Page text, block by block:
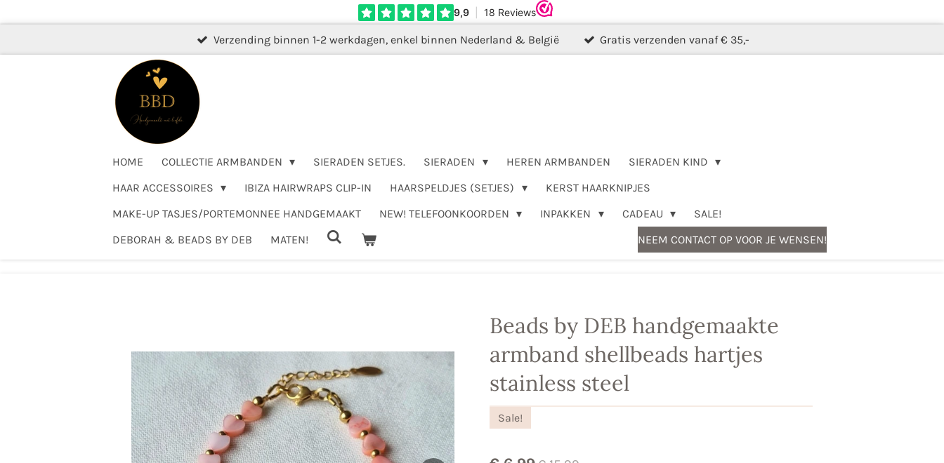
naar
Verzending binnen 1-2 werkdagen, enkel binnen Nederland & België Gratis verzenden vanaf € 35,-
HOME COLLECTIE ARMBANDEN SIERADEN SETJES. SIERADEN HEREN ARMBANDEN
SIERADEN KIND
HAAR ACCESSOIRES
IBIZA HAIRWRAPS CLIP-IN HAARSPELDJES (SETJES)
KERST HAARKNIPJES
MAKE-UP TASJES/PORTEMONNEE HANDGEMAAKT
NEW! TELEFOONKOORDEN INPAKKEN CADEAU
SALE!
DEBORAH & BEADS BY DEB
MATEN! NEEM CONTACT OP VOOR JE WENSEN!
Beads by DEB handgemaakte
armband shellbeads hartjes
stainless steel
Sale!